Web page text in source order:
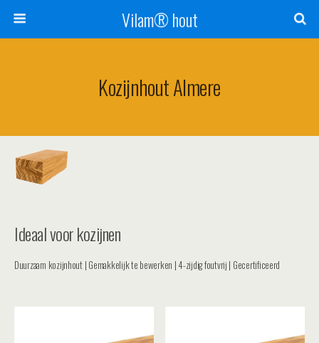
Vilam® hout
Kozijnhout Almere
Ideaal voor kozijnen
Duurzaam kozijnhout | Gemakkelijk te bewerken | 4-zijdig foutvrij | Gecertificeerd